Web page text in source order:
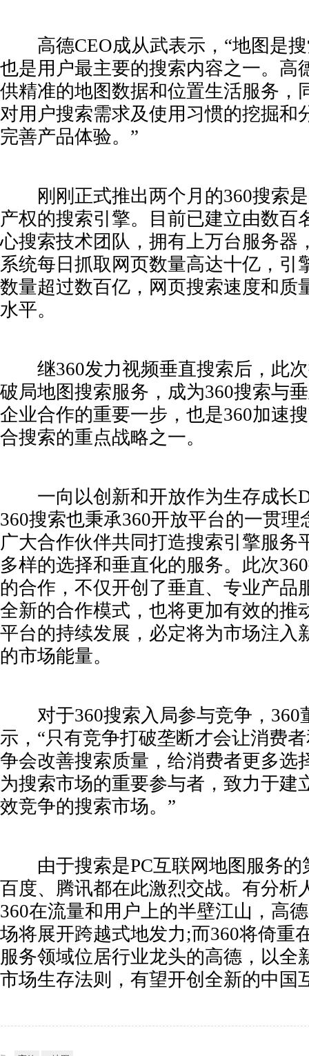
高德CEO成从武表示，“地图是搜
也是用户最主要的搜索内容之一。高
供精准的地图数据和位置生活服务，
对用户搜索需求及使用习惯的挖掘和
完善产品体验。”
刚刚正式推出两个月的360搜索是
产权的搜索引擎。目前已建立由数百
心搜索技术团队，拥有上万台服务器
系统每日抓取网页数量高达十亿，引
数量超过数百亿，网页搜索速度和质
水平。
继360发力视频垂直搜索后，此次
破局地图搜索服务，成为360搜索与
企业合作的重要一步，也是360加速
合搜索的重点战略之一。
一向以创新和开放作为生存成长
360搜索也秉承360开放平台的一贯理
广大合作伙伴共同打造搜索引擎服务
多样的选择和垂直化的服务。此次
的合作，不仅开创了垂直、专业产品
全新的合作模式，也将更加有效的推
平台的持续发展，必定将为市场注入
的市场能量。
对于360搜索入局参与竞争，360
示，“只有竞争打破垄断才会让消费
争会改善搜索质量，给消费者更多选
为搜索市场的重要参与者，致力于建
效竞争的搜索市场。”
由于搜索是PC互联网地图服务的
百度、腾讯都在此激烈交战。有分析
360在流量和用户上的半壁江山，高
场将展开跨越式地发力;而360将倚重
服务领域位居行业龙头的高德，以全
市场生存法则，有望开创全新的中国